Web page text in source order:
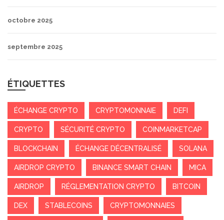
octobre 2025
septembre 2025
ÉTIQUETTES
ÉCHANGE CRYPTO CRYPTOMONNAIE DEFI
CRYPTO SÉCURITÉ CRYPTO COINMARKETCAP
BLOCKCHAIN ÉCHANGE DÉCENTRALISÉ SOLANA
AIRDROP CRYPTO BINANCE SMART CHAIN MICA
AIRDROP RÉGLEMENTATION CRYPTO BITCOIN
DEX STABLECOINS CRYPTOMONNAIES